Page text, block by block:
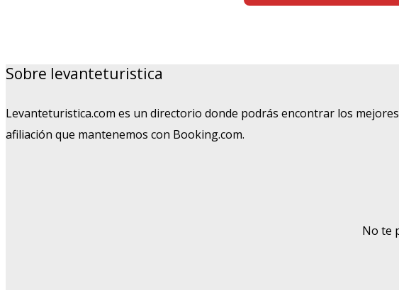
Sobre levanteturistica
Levanteturistica.com es un directorio donde podrás encontrar los
afiliación que mantenemos con Booking.com.
No te